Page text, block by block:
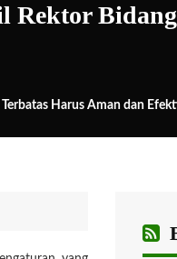
Rektor
Harus Aman dan